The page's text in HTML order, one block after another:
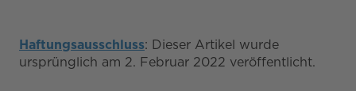
Haftungsausschluss: Dieser Artikel wurde
ursprünglich am 2. Februar 2022 veröffentlicht.